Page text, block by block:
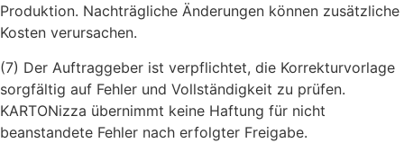
Produktion. Nachträgliche Änderungen können zusätzliche
Kosten verursachen.
(7) Der Auftraggeber ist verpflichtet, die Korrekturvorlage
sorgfältig auf Fehler und Vollständigkeit zu prüfen.
KARTONizza übernimmt keine Haftung für nicht
beanstandete Fehler nach erfolgter Freigabe.